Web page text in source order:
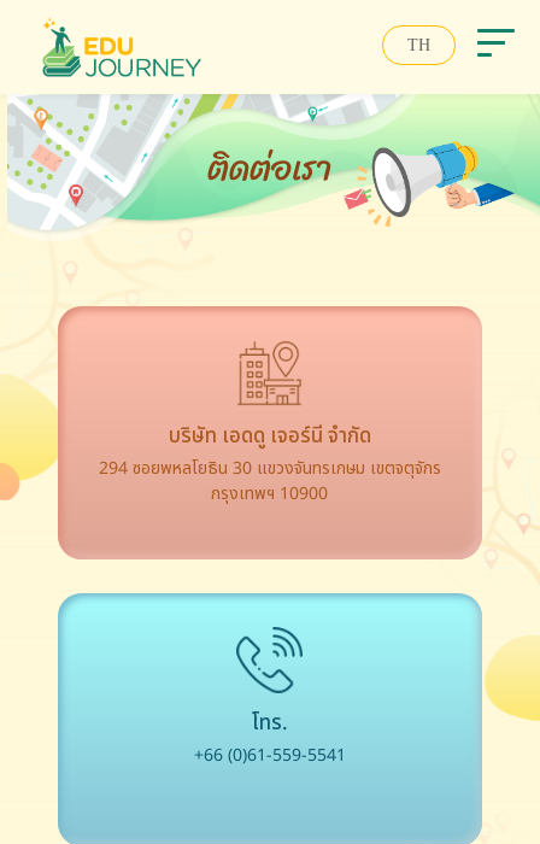
TH
ติดต่อเรา
บริษัท เอดดู เจอร์นี จำกัด
294 ซอยพหลโยธิน 30 แขวงจันทรเกษม เขตจตุจักร
กรุงเทพฯ 10900
โทร.
+66 (0)61-559-5541